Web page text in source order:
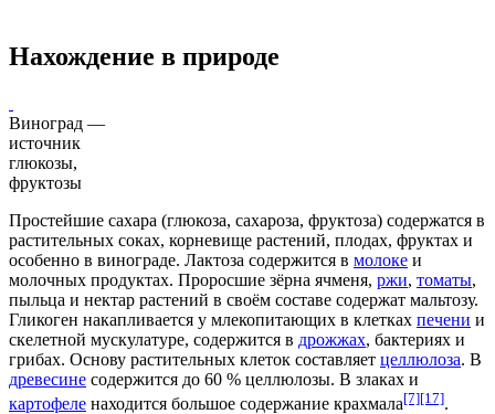
Нахождение в природе
Виноград —
источник
глюкозы,
фруктозы
Простейшие сахара (глюкоза, сахароза, фруктоза) содержатся в
растительных соках, корневище растений, плодах, фруктах и
особенно в винограде. Лактоза содержится в молоке и
молочных продуктах. Проросшие зёрна ячменя, ржи, томаты,
пыльца и нектар растений в своём составе содержат мальтозу.
Гликоген накапливается у млекопитающих в клетках печени и
скелетной мускулатуре, содержится в дрожжах, бактериях и
грибах. Основу растительных клеток составляет целлюлоза. В
древесине содержится до 60 % целлюлозы. В злаках и
картофеле находится большое содержание крахмала[7][17].